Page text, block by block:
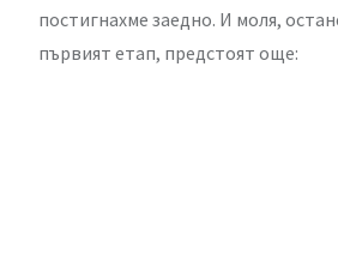
постигнахме заедно. И моля,
първият етап, предстоят още: